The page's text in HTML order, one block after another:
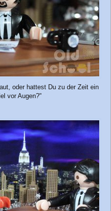
oder hattest Du zu der Zeit ein
vor Augen?"